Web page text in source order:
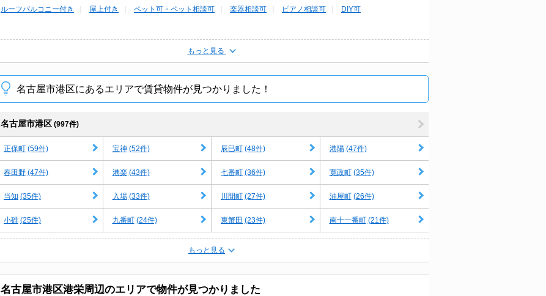
ルーフバルコニー付き
屋上付き ペット可・ペット相談可 楽器相談可 ピアノ相談可 DIY可
もっと見る
名古屋市港区にあるエリアで賃貸物件が見つかりました！
名古屋市港区 (997件)
正保町 (59件) 宝神 (52件) 辰巳町 (48件) 港陽 (47件)
春田野 (47件) 港楽 (43件) 七番町 (36件) 寛政町 (35件)
当知 (35件) 入場 (33件) 川間町 (27件) 油屋町 (26件)
小碓 (25件) 九番町 (24件) 東蟹田 (23件) 南十一番町 (21件)
もっと見る
名古屋市港区港栄周辺のエリアで物件が見つかりました